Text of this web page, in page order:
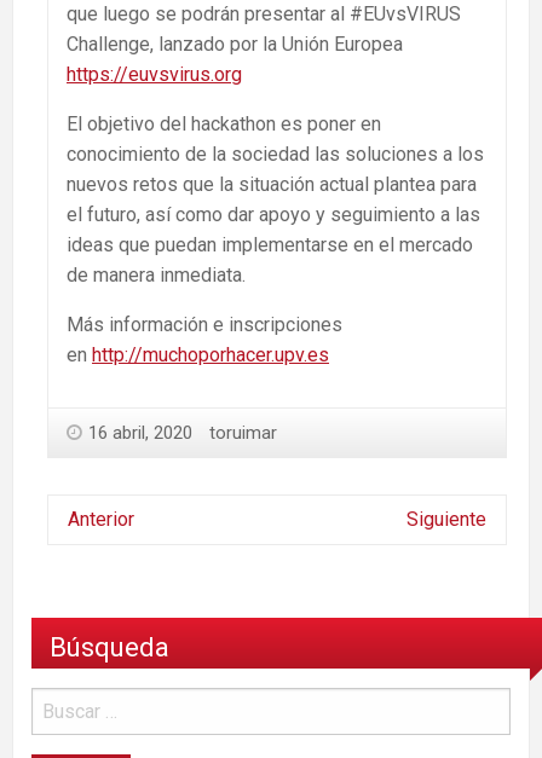
que luego se podrán presentar al #EUvsVIRUS
Challenge, lanzado por la Unión Europea
https://euvsvirus.org
El objetivo del hackathon es poner en
conocimiento de la sociedad las soluciones a los
nuevos retos que la situación actual plantea para
el futuro, así como dar apoyo y seguimiento a las
ideas que puedan implementarse en el mercado
de manera inmediata.
Más información e inscripciones
en http://muchoporhacer.upv.es
16 abril, 2020 toruimar
Anterior Siguiente
Búsqueda